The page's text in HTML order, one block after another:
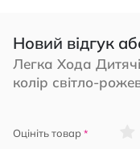
Новий відгук
Легка Хода
колір світло-
Оцініть товар